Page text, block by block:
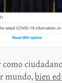
como
mundo, bien